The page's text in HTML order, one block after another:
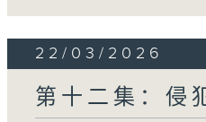
22/03/2026
第十二集：侵